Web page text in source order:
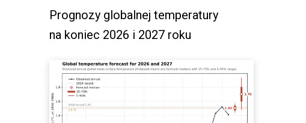
Prognozy globalnej temperatury
na koniec 2026 i 2027 roku